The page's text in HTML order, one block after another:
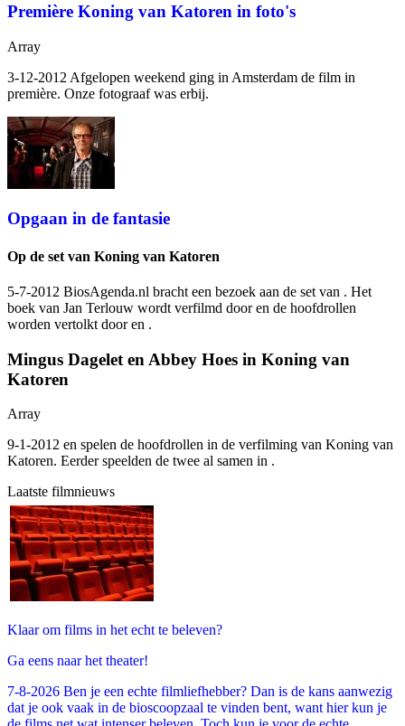
Première Koning van Katoren in foto's
Array
3-12-2012 Afgelopen weekend ging in Amsterdam de film in
première. Onze fotograaf was erbij.
Opgaan in de fantasie
Op de set van Koning van Katoren
5-7-2012 BiosAgenda.nl bracht een bezoek aan de set van . Het
boek van Jan Terlouw wordt verfilmd dooren de hoofdrollen
worden vertolkt dooren .
Mingus Dagelet en Abbey Hoes in Koning van
Katoren
Array
9-1-2012 en spelen de hoofdrollen in de verfilming van Koning van
Katoren. Eerder speelden de twee al samen in .
Laatste filmnieuws
Klaar om films in het echt te beleven?
Ga eens naar het theater!
7-8-2026 Ben je een echte filmliefhebber? Dan is de kans aanwezig
dat je ook vaak in de bioscoopzaal te vinden bent, want hier kun je